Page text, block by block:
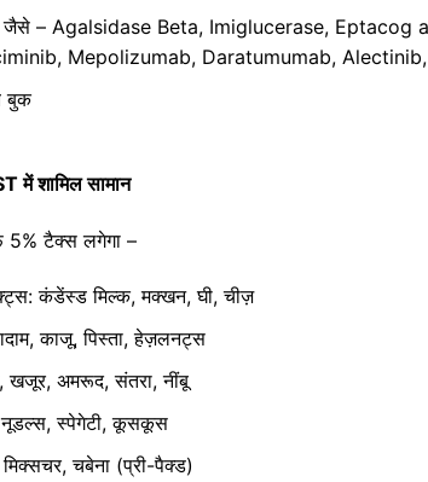
जैसे – Agalsidase Beta, Imiglucerase, Eptacog
Mepolizumab, Daratumumab,
बुक
में शामिल सामान
5% टैक्स लगेगा –
कंडेंस्ड मिल्क, मक्खन, घी, चीज़
काजू, पिस्ता, हेज़लनट्स
अमरूद, संतरा, नींबू
नूडल्स, स्पेगेटी, कूसकूस
चबेना (प्री-पैक्ड)